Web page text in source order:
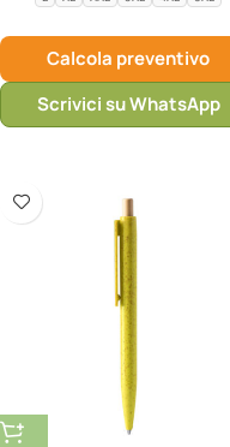
Calcola preventivo
Scrivici su WhatsApp